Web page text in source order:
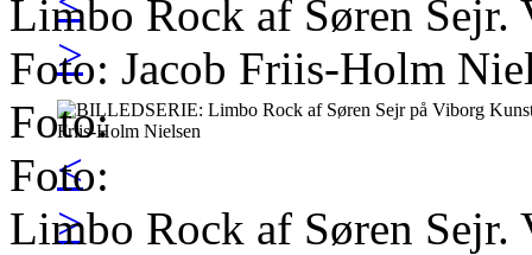
>
<
>
Limbo Rock af Søren
Foto: Jacob Friis-Holm
Foto:
Foto:
Limbo Rock af Søren